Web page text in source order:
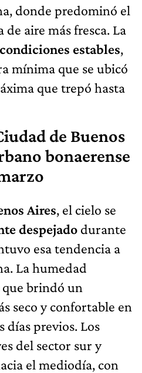
donde predominó el
de aire más fresca. La
condiciones estables,
mínima que se ubicó
que trepó hasta
de Buenos
bonaerense
Aires, el cielo se
despejado durante
esa tendencia a
La humedad
brindó un
seco y confortable en
días previos. Los
del sector sur y
el mediodía, con